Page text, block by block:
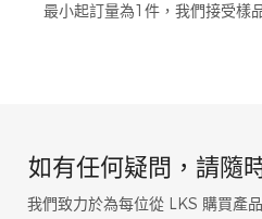
最小起訂量為1件，我們接受樣
如有任何疑問，請隨
我們致力於為每位從 LKS 購買產